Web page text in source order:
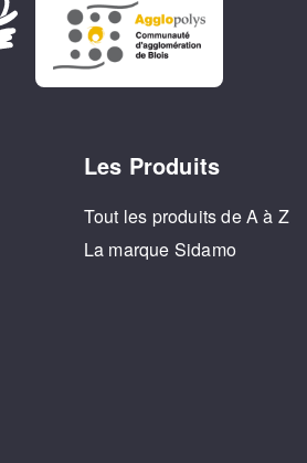
Les Produits
Tout les produits de A à Z
La marque Sidamo